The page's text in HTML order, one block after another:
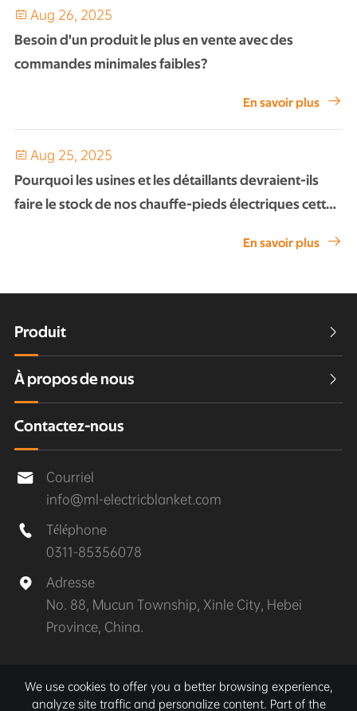
 Aug 26, 2025
Besoin d'un produit le plus en vente avec des
commandes minimales faibles?
En savoir plus 
 Aug 25, 2025
Pourquoi les usines et les détaillants devraient-ils
faire le stock de nos chauffe-pieds électriques cette
En savoir plus 
Produit 
À propos de nous 
Contactez-nous

Courriel
info@ml-electricblanket.com

Téléphone
0311-85356078

Adresse
No. 88, Mucun Township, Xinle City, Hebei
Province, China.
Droit d'auteur©Xinle MuLan Electrical Appliances Co.,
Ltd.Tous droits réservés.
We use cookies to offer you a better browsing experience,
analyze site traffic and personalize content. Part of the